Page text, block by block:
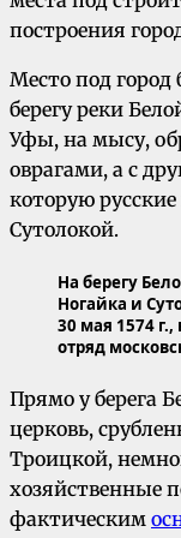
построения
Место под
берегу реки
Уфы, на мысу,
оврагами, а с
которую
Сутолокой.
На берегу
Ногайка и
30 мая 1574
отряд
Прямо у берега
церковь,
Троицкой,
хозяйственные
фактическим